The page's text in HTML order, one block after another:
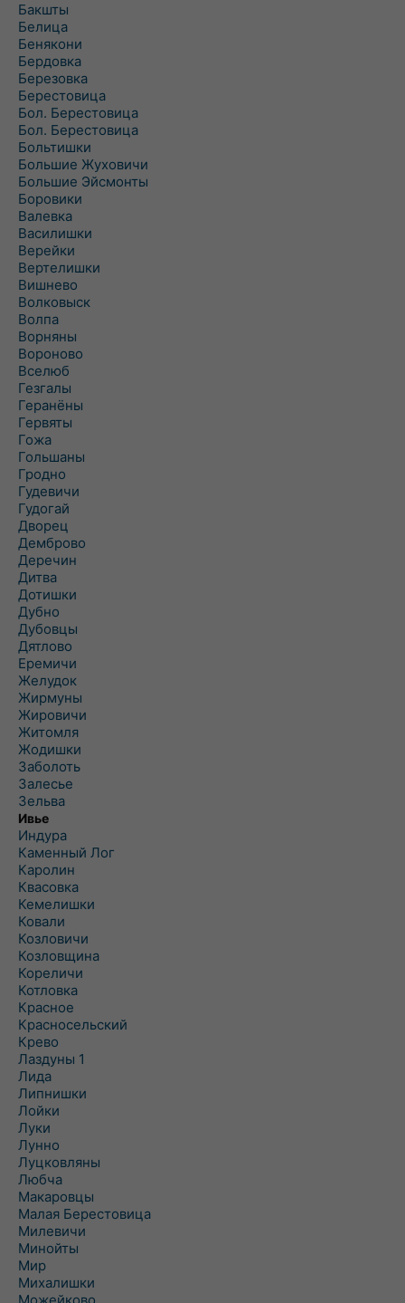
Бакшты
Белица
Бенякони
Бердовка
Березовка
Берестовица
Бол. Берестовица
Бол. Берестовица
Больтишки
Большие Жуховичи
Большие Эйсмонты
Боровики
Валевка
Василишки
Верейки
Вертелишки
Вишнево
Волковыск
Волпа
Ворняны
Вороново
Вселюб
Гезгалы
Геранёны
Гервяты
Гожа
Гольшаны
Гродно
Гудевичи
Гудогай
Дворец
Демброво
Деречин
Дитва
Дотишки
Дубно
Дубовцы
Дятлово
Еремичи
Желудок
Жирмуны
Жировичи
Житомля
Жодишки
Заболоть
Залесье
Зельва
Ивье
Индура
Каменный Лог
Каролин
Квасовка
Кемелишки
Ковали
Козловичи
Козловщина
Кореличи
Котловка
Красное
Красносельский
Крево
Лаздуны 1
Лида
Липнишки
Лойки
Луки
Лунно
Луцковляны
Любча
Макаровцы
Малая Берестовица
Милевичи
Минойты
Мир
Михалишки